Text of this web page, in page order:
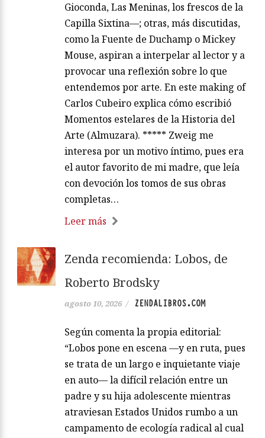
Gioconda, Las Meninas, los frescos de la
Capilla Sixtina—; otras, más discutidas,
como la Fuente de Duchamp o Mickey
Mouse, aspiran a interpelar al lector y a
provocar una reflexión sobre lo que
entendemos por arte. En este making of
Carlos Cubeiro explica cómo escribió
Momentos estelares de la Historia del
Arte (Almuzara). ***** Zweig me
interesa por un motivo íntimo, pues era
el autor favorito de mi madre, que leía
con devoción los tomos de sus obras
completas…
Leer más
Zenda recomienda: Lobos, de
Roberto Brodsky
agosto 10, 2026 / ZENDALIBROS.COM
Según comenta la propia editorial:
“Lobos pone en escena —y en ruta, pues
se trata de un largo e inquietante viaje
en auto— la difícil relación entre un
padre y su hija adolescente mientras
atraviesan Estados Unidos rumbo a un
campamento de ecología radical al cual